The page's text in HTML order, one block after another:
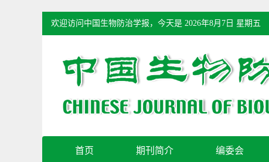
欢迎访问中国生物防治学报，今天是 2026年8月7日 星期五
首页 期刊简介 编委会